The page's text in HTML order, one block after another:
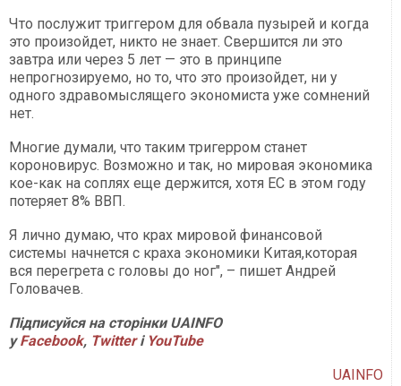
Что послужит триггером для обвала пузырей и когда
это произойдет, никто не знает. Свершится ли это
завтра или через 5 лет — это в принципе
непрогнозируемо, но то, что это произойдет, ни у
одного здравомыслящего экономиста уже сомнений
нет.
Многие думали, что таким тригерром станет
короновирус. Возможно и так, но мировая экономика
кое-как на соплях еще держится, хотя ЕС в этом году
потеряет 8% ВВП.
Я лично думаю, что крах мировой финансовой
системы начнется с краха экономики Китая,которая
вся перегрета с головы до ног", – пишет Андрей
Головачев.
Підписуйся на сторінки UAINFO
уFacebook, Twitterі YouTube
UAINFO